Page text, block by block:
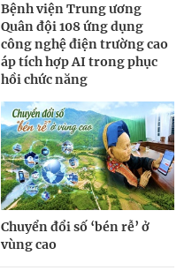
Bệnh viện Trung ương
Quân đội 108 ứng dụng
công nghệ điện trường cao
áp tích hợp AI trong phục
hồi chức năng
Chuyển đổi số ‘bén rễ’ ở
vùng cao